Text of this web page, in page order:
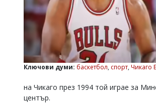
v.vasilev@flagman.bg
k.kassabova@flagman.bg
Главен
редактор:
Колев,
Ключови думи: баскетбол, спорт, Чикаго
на Чикаго през 1994 той играе за
център.